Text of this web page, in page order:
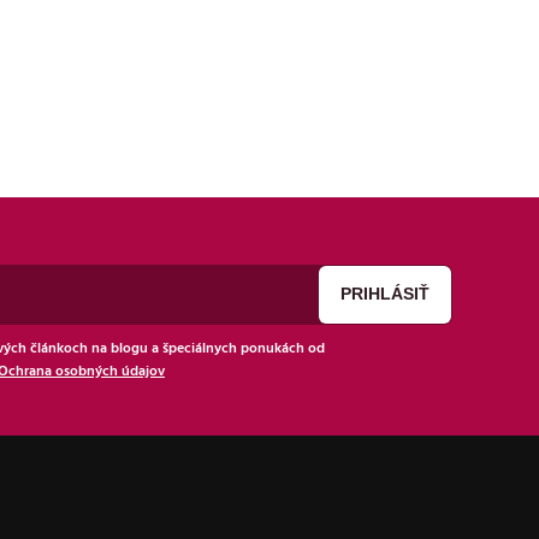
článkoch na blogu a špeciálnych ponukách od
osobných údajov